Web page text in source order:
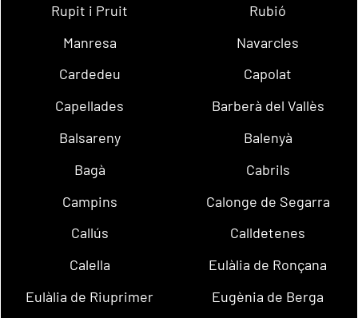
Rupit i Pruit
Rubió
Manresa
Navarcles
Cardedeu
Capolat
Capellades
Barberà del Vallès
Balsareny
Balenyà
Bagà
Cabrils
Campins
Calonge de Segarra
Callús
Calldetenes
Calella
Eulàlia de Ronçana
Eulàlia de Riuprimer
Eugènia de Berga